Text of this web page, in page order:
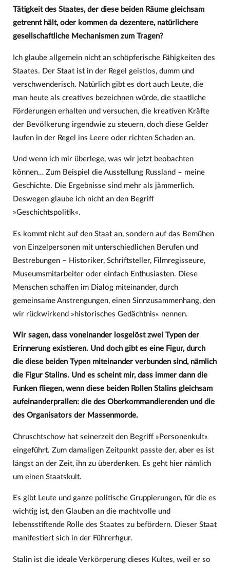
Tätigkeit des Staates, der diese beiden Räume gleichsam
getrennt hält, oder kommen da dezentere, natürlichere
gesellschaftliche Mechanismen zum Tragen?
Ich glaube allgemein nicht an schöpferische Fähigkeiten des
Staates. Der Staat ist in der Regel geistlos, dumm und
verschwenderisch. Natürlich gibt es dort auch Leute, die
man heute als creatives bezeichnen würde, die staatliche
Förderungen erhalten und versuchen, die kreativen Kräfte
der Bevölkerung irgendwie zu steuern, doch diese Gelder
laufen in der Regel ins Leere oder richten Schaden an.
Und wenn ich mir überlege, was wir jetzt beobachten
können… Zum Beispiel die Ausstellung Russland – meine
Geschichte. Die Ergebnisse sind mehr als jämmerlich.
Deswegen glaube ich nicht an den Begriff
»Geschichtspolitik«.
Es kommt nicht auf den Staat an, sondern auf das Bemühen
von Einzelpersonen mit unterschiedlichen Berufen und
Bestrebungen – Historiker, Schriftsteller, Filmregisseure,
Museumsmitarbeiter oder einfach Enthusiasten. Diese
Menschen schaffen im Dialog miteinander, durch
gemeinsame Anstrengungen, einen Sinnzusammenhang, den
wir rückwirkend »historisches Gedächtnis« nennen.
Wir sagen, dass voneinander losgelöst zwei Typen der
Erinnerung existieren. Und doch gibt es eine Figur, durch
die diese beiden Typen miteinander verbunden sind, nämlich
die Figur Stalins. Und es scheint mir, dass immer dann die
Funken fliegen, wenn diese beiden Rollen Stalins gleichsam
aufeinanderprallen: die des Oberkommandierenden und die
des Organisators der Massenmorde.
Chruschtschow hat seinerzeit den Begriff »Personenkult«
eingeführt. Zum damaligen Zeitpunkt passte der, aber es ist
längst an der Zeit, ihn zu überdenken. Es geht hier nämlich
um einen Staatskult.
Es gibt Leute und ganze politische Gruppierungen, für die es
wichtig ist, den Glauben an die machtvolle und
lebensstiftende Rolle des Staates zu befördern. Dieser Staat
manifestiert sich in der Führerfigur.
Stalin ist die ideale Verkörperung dieses Kultes, weil er so